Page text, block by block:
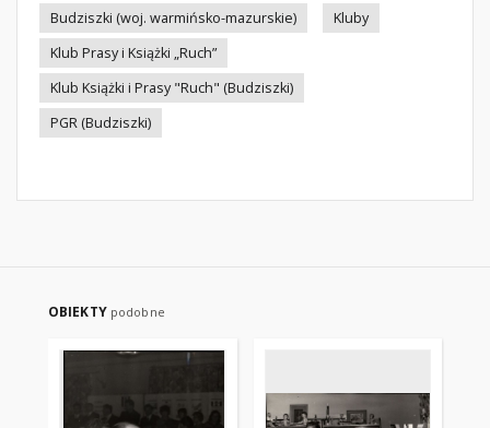
Budziszki (woj. warmińsko-mazurskie)
Kluby
Klub Prasy i Książki „Ruch”
Klub Książki i Prasy "Ruch" (Budziszki)
PGR (Budziszki)
OBIEKTY podobne